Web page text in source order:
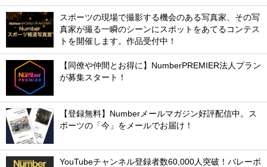
スポーツの現場で撮影する機会のある写真家、その写
真家が撮る一瞬のシーンにスポットをあてるコンテス
トを開催します。作品受付中！
【同僚や仲間とお得に】NumberPREMIER法人プラン
が募集スタート！
【登録無料】Numberメールマガジン好評配信中。ス
ポーツの「今」をメールでお届け！
YouTubeチャンネル登録者数60,000人突破！バレーボ